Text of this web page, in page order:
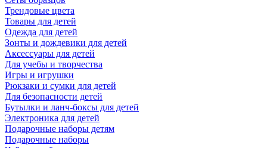
Трендовые цвета
Товары для детей
Одежда для детей
Зонты и дождевики для детей
Аксессуары для детей
Для учебы и творчества
Игры и игрушки
Рюкзаки и сумки для детей
Для безопасности детей
Бутылки и ланч-боксы для детей
Электроника для детей
Подарочные наборы детям
Подарочные наборы